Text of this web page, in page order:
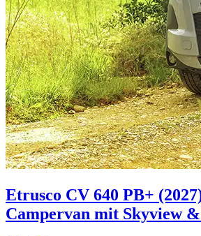
Etrusco CV 640 PB+
Campervan mit Skyview